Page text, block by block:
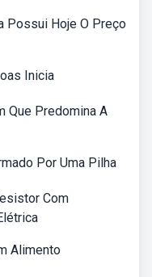
Possui Hoje O Preço
Inicia
Que Predomina A
Por Uma Pilha
Com
Alimento